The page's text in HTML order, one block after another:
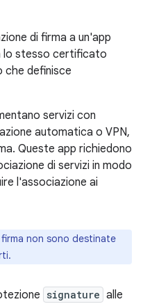
di firma a un'app
lo stesso certificato
che definisce
servizi con
automatica o VPN,
Queste app richiedono
di servizi in modo
l'associazione ai
non sono destinate
signature alle